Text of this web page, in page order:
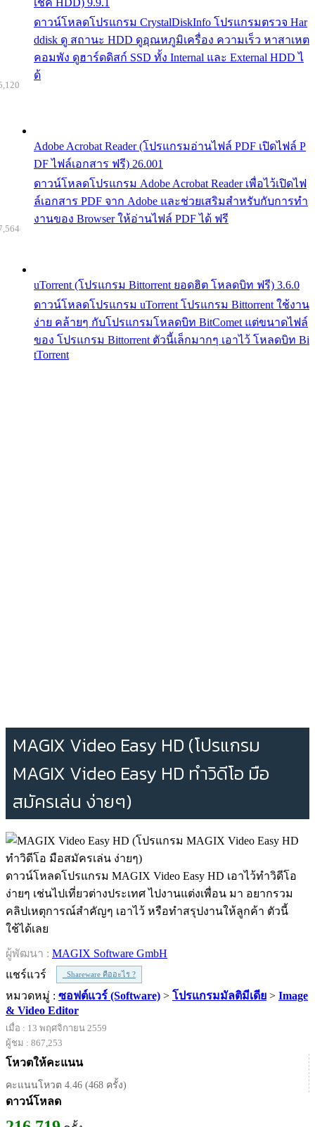
เช็ค HDD) 9.9.1
ดาวน์โหลดโปรแกรม CrystalDiskInfo โปรแกรมตรวจ Har
ddisk ดู สถานะ HDD ดูอุณหภูมิเครื่อง ความเร็ว หาสาเหต
คอมพัง ดูฮาร์ดดิสก์ SSD ทั้ง Internal และ External HDD ไ
ด้
Adobe Acrobat Reader (โปรแกรมอ่านไฟล์ PDF เปิดไฟล์ P
DF ไฟล์เอกสาร ฟรี) 26.001
ดาวน์โหลดโปรแกรม Adobe Acrobat Reader เพื่อไว้เปิดไฟ
ล์เอกสาร PDF จาก Adobe และช่วยเสริมสำหรับกับการทำ
งานของ Browser ให้อ่านไฟล์ PDF ได้ ฟรี
uTorrent (โปรแกรม Bittorrent ยอดฮิต โหลดบิท ฟรี) 3.6.0
ดาวน์โหลดโปรแกรม uTorrent โปรแกรม Bittorrent ใช้งาน
ง่าย คล้ายๆ กับโปรแกรมโหลดบิท BitComet แต่ขนาดไฟล์
ของ โปรแกรม Bittorrent ตัวนี้เล็กมากๆ เอาไว้ โหลดบิท Bi
tTorrent
MAGIX Video Easy HD (โปรแกรม
MAGIX Video Easy HD ทำวิดีโอ มือ
สมัครเล่น ง่ายๆ)
ดาวน์โหลดโปรแกรม MAGIX Video Easy HD เอาไว้ทำวิดีโอ
ง่ายๆ เช่นไปเที่ยวต่างประเทศ ไปงานแต่งเพื่อน มา อยากรวม
คลิปเหตุการณ์สำคัญๆ เอาไว้ หรือทำสรุปงานให้ลูกค้า ตัวนี้
ใช้ได้เลย
ผู้พัฒนา : MAGIX Software GmbH
แชร์แวร์
Shareware คืออะไร ?
หมวดหมู่ : ซอฟต์แวร์ (Software) > โปรแกรมมัลติมีเดีย > Image
& Video Editor
เมื่อ : 13 พฤศจิกายน 2559
ผู้ชม : 867,253
โหวตให้คะแนน
คะแนนโหวต 4.46 (468 ครั้ง)
ดาวน์โหลด